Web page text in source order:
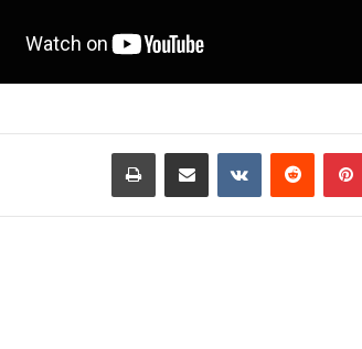
بينتيريست مشاركة عبر البريد طباعة